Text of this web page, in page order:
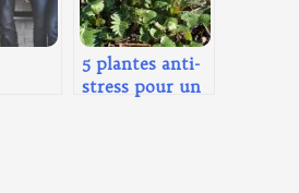
5 plantes anti-
stress pour un